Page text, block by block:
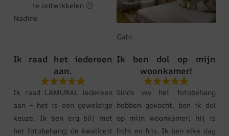
te ontwikkelen 🙂
Nadine
Gabi
Ik raad het iedereen
aan.
Ik raad LAMURAL iedereen
aan – het is een geweldige
keuze. Ik ben erg blij met
het fotobehang; de kwaliteit
Ik ben dol op mijn
woonkamer!
Sinds we het fotobehang
hebben gekocht, ben ik dol
op mijn woonkamer; hij is
licht en fris. Ik ben elke dag